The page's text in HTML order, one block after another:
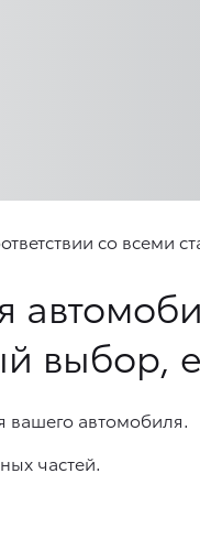
со всеми
выбор,
вашего автомобиля.
частей.